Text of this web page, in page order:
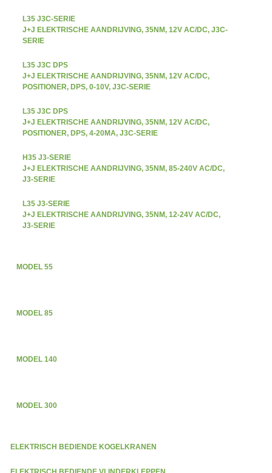
L35 J3C-SERIE
J+J ELEKTRISCHE AANDRIJVING, 35NM, 12V AC/DC, J3C-
SERIE
L35 J3C DPS
J+J ELEKTRISCHE AANDRIJVING, 35NM, 12V AC/DC,
POSITIONER, DPS, 0-10V, J3C-SERIE
L35 J3C DPS
J+J ELEKTRISCHE AANDRIJVING, 35NM, 12V AC/DC,
POSITIONER, DPS, 4-20MA, J3C-SERIE
H35 J3-SERIE
J+J ELEKTRISCHE AANDRIJVING, 35NM, 85-240V AC/DC,
J3-SERIE
L35 J3-SERIE
J+J ELEKTRISCHE AANDRIJVING, 35NM, 12-24V AC/DC,
J3-SERIE
MODEL 55
MODEL 85
MODEL 140
MODEL 300
ELEKTRISCH BEDIENDE KOGELKRANEN